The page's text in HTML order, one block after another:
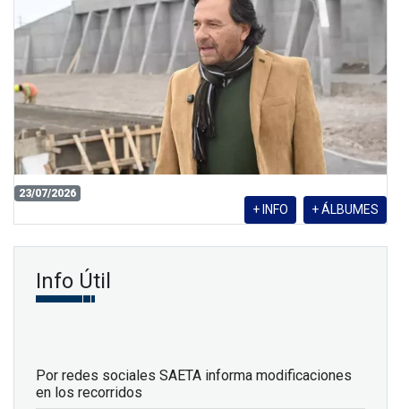
23/07/2026
+ ÁLBUMES
+ INFO
Info Útil
Por redes sociales SAETA informa modificaciones
en los recorridos